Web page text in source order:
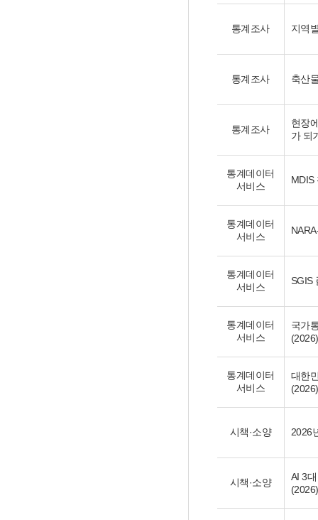
통계조사 지역
통계조사 축산
통계조사
현장
가 되
통계데이터
서비스
MDIS
통계데이터
서비스
통계데이터
서비스
SGIS
통계데이터
서비스
국가
(2026)
통계데이터
서비스
대한
(2026)
시책·소양 2026
시책·소양
AI 3
(2026)